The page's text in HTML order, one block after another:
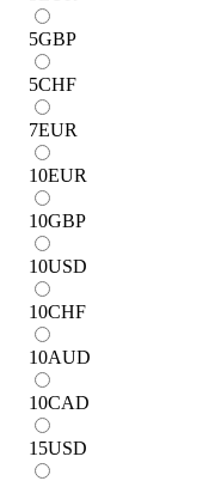
5GBP
5CHF
7EUR
10EUR
10GBP
10USD
10CHF
10AUD
10CAD
15USD